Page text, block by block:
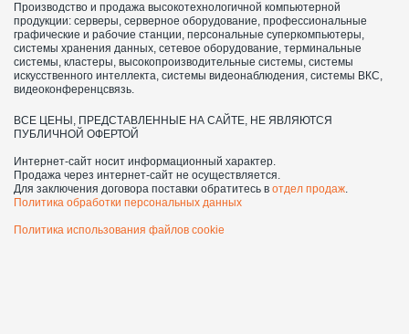
Производство и продажа высокотехнологичной компьютерной
продукции: серверы, серверное оборудование, профессиональные
графические и рабочие станции, персональные суперкомпьютеры,
системы хранения данных, сетевое оборудование, терминальные
системы, кластеры, высокопроизводительные системы, системы
искусственного интеллекта, системы видеонаблюдения, системы ВКС,
видеоконференцсвязь.
ВСЕ ЦЕНЫ, ПРЕДСТАВЛЕННЫЕ НА САЙТЕ, НЕ ЯВЛЯЮТСЯ
ПУБЛИЧНОЙ ОФЕРТОЙ
Интернет-сайт носит информационный характер.
Продажа через интернет-сайт не осуществляется.
Для заключения договора поставки обратитесь в отдел продаж
Политика обработки персональных данных
Политика использования файлов cookie